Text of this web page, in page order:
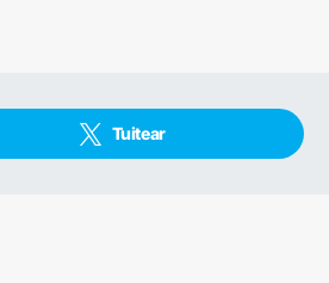
Tuitear